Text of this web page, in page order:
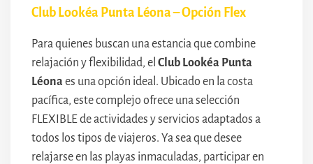
Club Lookéa Punta Léona – Opción Flex
Para quienes buscan una estancia que combine
relajación y flexibilidad, el Club Lookéa Punta
Léona es una opción ideal. Ubicado en la costa
pacífica, este complejo ofrece una selección
FLEXIBLE de actividades y servicios adaptados a
todos los tipos de viajeros. Ya sea que desee
relajarse en las playas inmaculadas, participar en